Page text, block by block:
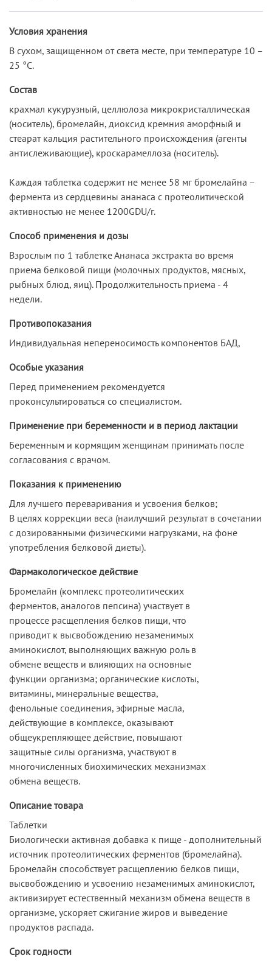
Условия хранения
В сухом, защищенном от света месте, при температуре 10 –
25 °C.
Состав
крахмал кукурузный, целлюлоза микрокристаллическая
(носитель), бромелайн, диоксид кремния аморфный и
стеарат кальция растительного происхождения (агенты
антислеживающие), кроскарамеллоза (носитель).
Каждая таблетка содержит не менее 58 мг бромелайна –
фермента из сердцевины ананаса с протеолитической
активностью не менее 1200GDU/г.
Способ применения и дозы
Взрослым по 1 таблетке Ананаса экстракта во время
приема белковой пищи (молочных продуктов, мясных,
рыбных блюд, яиц). Продолжительность приема - 4
недели.
Противопоказания
Индивидуальная непереносимость компонентов БАД,
Особые указания
Перед применением рекомендуется
проконсультироваться со специалистом.
Применение при беременности и в период лактации
Беременным и кормящим женщинам принимать после
согласования с врачом.
Показания к применению
Для лучшего переваривания и усвоения белков;
В целях коррекции веса (наилучший результат в сочетании
с дозированными физическими нагрузками, на фоне
употребления белковой диеты).
Фармакологическое действие
Бромелайн (комплекс протеолитических
ферментов, аналогов пепсина) участвует в
процессе расщепления белков пищи, что
приводит к высвобождению незаменимых
аминокислот, выполняющих важную роль в
обмене веществ и влияющих на основные
функции организма; органические кислоты,
витамины, минеральные вещества,
фенольные соединения, эфирные масла,
действующие в комплексе, оказывают
общеукрепляющее действие, повышают
защитные силы организма, участвуют в
многочисленных биохимических механизмах
обмена веществ.
Описание товара
Таблетки
Биологически активная добавка к пище - дополнительный
источник протеолитических ферментов (бромелайна).
Бромелайн способствует расщеплению белков пищи,
высвобождению и усвоению незаменимых аминокислот,
активизирует естественный механизм обмена веществ в
организме, ускоряет сжигание жиров и выведение
продуктов распада.
Срок годности